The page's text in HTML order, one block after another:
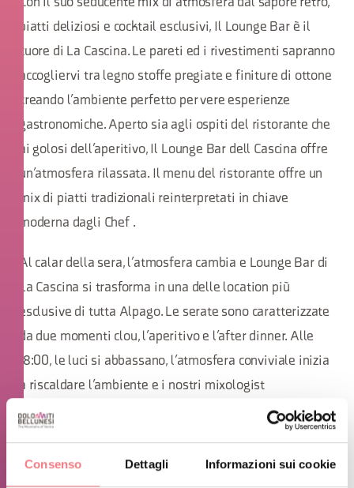
Consenso Dettagli Informazioni sui cookie
Con il suo seducente mix di atmosfera dal sapore retrò,
piatti deliziosi e cocktail esclusivi, Il Lounge Bar è il
cuore di La Cascina. Le pareti ed i rivestimenti sapranno
accogliervi tra legno stoffe pregiate e finiture di ottone
creando l’ambiente perfetto per vere esperienze
gastronomiche. Aperto sia agli ospiti del ristorante che
ai golosi dell’aperitivo, Il Lounge Bar dell Cascina offre
un’atmosfera rilassata. Il menu del ristorante offre un
mix di piatti tradizionali reinterpretati in chiave
moderna dagli Chef .
Al calar della sera, l’atmosfera cambia e Lounge Bar di
La Cascina si trasforma in una delle location più
esclusive di tutta Alpago. Le serate sono caratterizzate
da due momenti clou, l’aperitivo e l’after dinner. Alle
18:00, le luci si abbassano, l’atmosfera conviviale inizia
a riscaldare l’ambiente e i nostri mixologist
sorprendono con classici cocktail italiani anni 20/40 e
cocktail interamente firmati La Cascina. Dopo cena,
insieme al menu dei cocktail viene offerta un’attenta
selezione di whisky.